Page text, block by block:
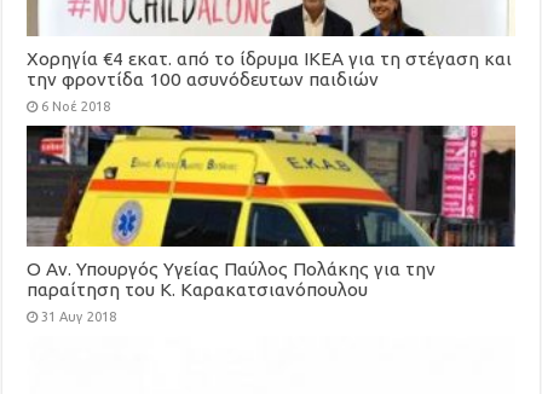
Χορηγία €4 εκατ. από το ίδρυμα ΙΚΕΑ για τη στέγαση και
την φροντίδα 100 ασυνόδευτων παιδιών
6 Νοέ 2018
Ο Αν. Υπουργός Υγείας Παύλος Πολάκης για την
παραίτηση του Κ. Καρακατσιανόπουλου
31 Αυγ 2018